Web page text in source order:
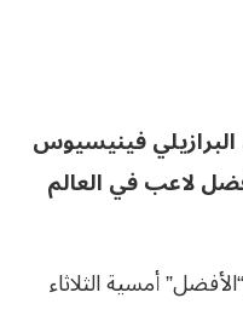
البرازيلي فينيسيوس
لاعب في العالم
أمسية الثلاثاء